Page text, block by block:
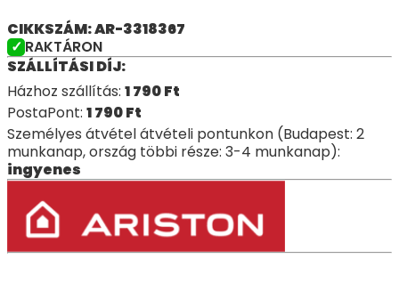
CIKKSZÁM: AR-3318367
RAKTÁRON
SZÁLLÍTÁSI DÍJ:
Házhoz szállítás: 1 790Ft
PostaPont: 1 790Ft
Személyes átvétel átvételi pontunkon (Budapest: 2
munkanap, ország többi része: 3-4 munkanap):
ingyenes